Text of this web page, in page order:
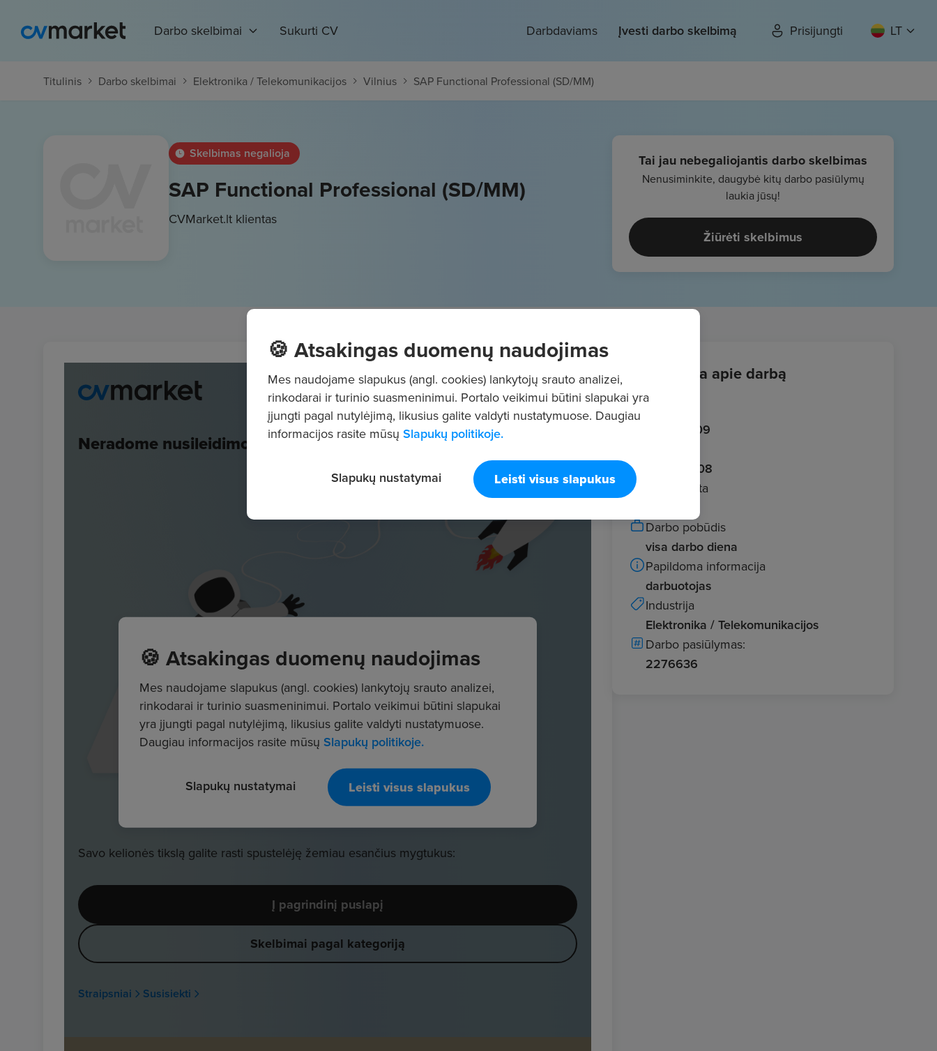
Darbo skelbimai Sukurti CV Darbdaviams Įvesti darbo skelbimą Prisijungti LT
Titulinis Darbo skelbimai Elektronika / Telekomunikacijos Vilnius SAP Functional Professional (SD/MM)
Skelbimas negalioja
SAP Functional Professional (SD/MM)
CVMarket.lt klientas
Tai jau nebegaliojantis darbo skelbimas
Nenusiminkite, daugybė kitų darbo pasiūlymų
laukia jūsų!
Žiūrėti skelbimus
Informacija apie darbą
2026.07.09
2026.08.08
Darbo vieta
Darbo pobūdis
visa darbo diena
Papildoma informacija
darbuotojas
Industrija
Elektronika / Telekomunikacijos
Darbo pasiūlymas:
2276636
🍪 Atsakingas duomenų naudojimas
Mes naudojame slapukus (angl. cookies) lankytojų srauto analizei,
rinkodarai ir turinio suasmeninimui. Portalo veikimui būtini slapukai yra
įjungti pagal nutylėjimą, likusius galite valdyti nustatymuose. Daugiau
informacijos rasite mūsų Slapukų politikoje.
Leisti visus slapukus
Slapukų nustatymai